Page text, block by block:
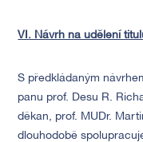
VI. Návrh na udělení
S předkládaným
panu prof. Desu R.
děkan, prof. MUDr.
dlouhodobě